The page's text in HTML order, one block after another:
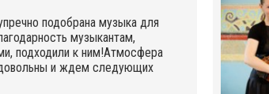
подобрана музыка для
музыкантам,
подходили к ним!Атмосфера
и ждем следующих